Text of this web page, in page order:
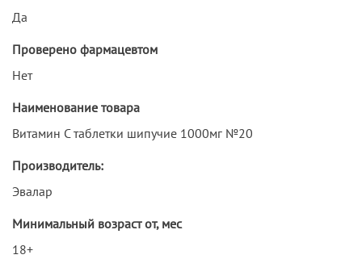
Да
Проверено фармацевтом
Нет
Наименование товара
Витамин С таблетки шипучие 1000мг №20
Производитель:
Эвалар
Минимальный возраст от, мес
18+